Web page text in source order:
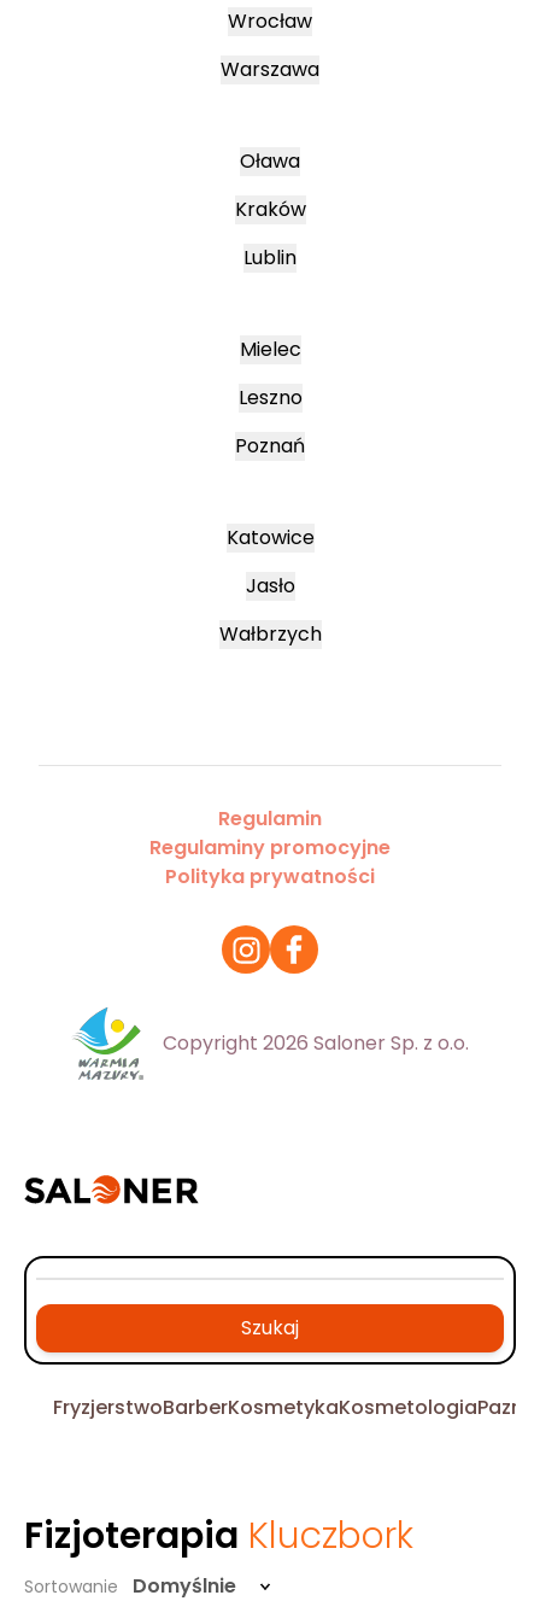
Wrocław
Warszawa
Oława
Kraków
Lublin
Mielec
Leszno
Poznań
Katowice
Jasło
Wałbrzych
Regulamin
Regulaminy promocyjne
Polityka prywatności
Copyright 2026 Saloner Sp. z o.o.
Szukaj
FryzjerstwoBarberKosmetykaKosmetologia
Fizjoterapia Kluczbork
Sortowanie Domyślnie